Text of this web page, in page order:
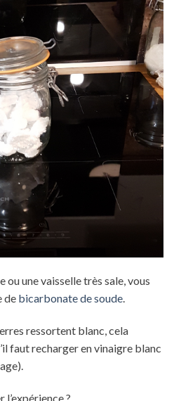
ou une vaisselle très sale, vous
de bicarbonate de soude.
ressortent blanc, cela
faut recharger en vinaigre blanc
?